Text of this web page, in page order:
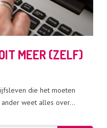
MEER (ZELF)
die het moeten
ander weet alles over…